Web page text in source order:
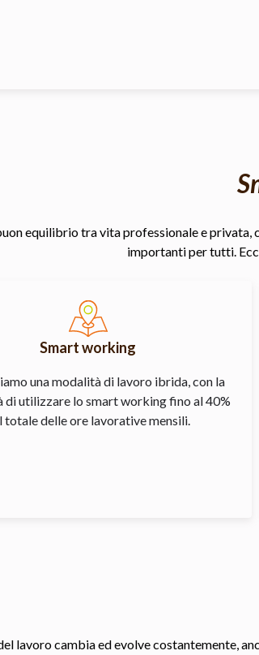
equilibrio tra vita professionale e
importanti per tutti.
Smart working
una modalità di lavoro ibrida, con la
di utilizzare lo smart working fino al 40%
totale delle ore lavorative mensili.
lavoro cambia ed evolve costantemente,